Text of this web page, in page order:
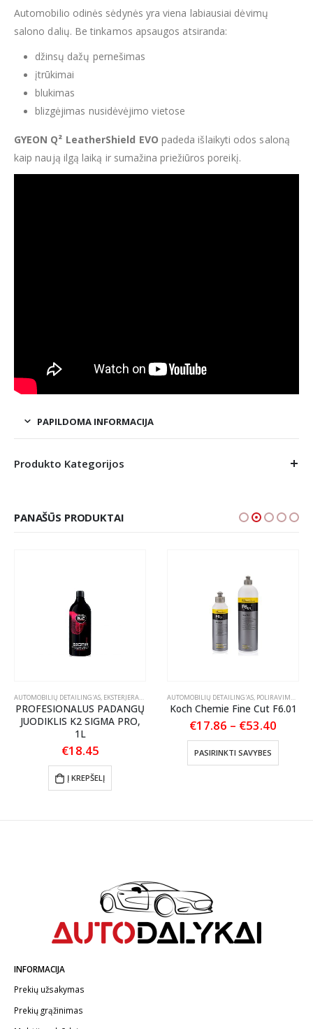
Automobilio odinės sėdynės yra viena labiausiai dėvimų
salono dalių. Be tinkamos apsaugos atsiranda:
džinsų dažų pernešimas
įtrūkimai
blukimas
blizgėjimas nusidėvėjimo vietose
GYEON Q² LeatherShield EVO padeda išlaikyti odos saloną
kaip naują ilgą laiką ir sumažina priežiūros poreikį.
PAPILDOMA INFORMACIJA
Produkto Kategorijos
PANAŠŪS PRODUKTAI
PASTOS VALIKLIAI
AUTOMOBILIŲ DETAILING'AS, EKSTERJERAS , RATLANKIŲ PRIEŽIŪRA
PROFESIONALUS PADANGŲ
JUODIKLIS K2 SIGMA PRO,
1L
€18.45
Į KREPŠELĮ
AUTOMOBILIŲ DETAILING'AS, POLIRAVIMAS
Koch Chemie Fine Cut F6.01
€17.86 – €53.40
€17.86
€53.40
PASIRINKTI SAVYBES
This product has multiple variants. The options may be chosen on the product page
INFORMACIJA
Prekių užsakymas
Prekių grąžinimas